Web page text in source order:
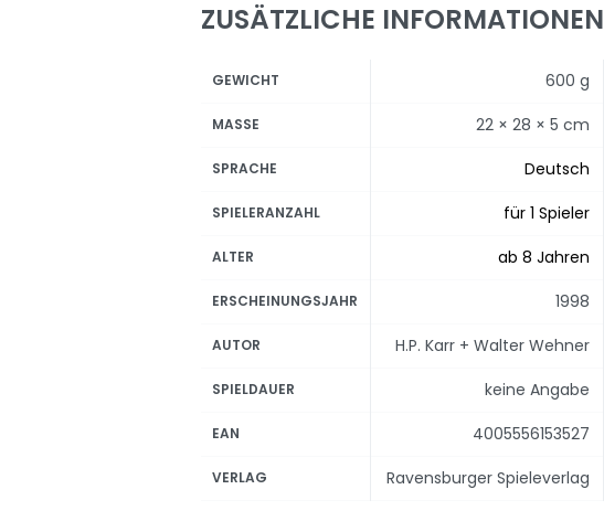
ZUSÄTZLICHE INFORMATIONEN
GEWICHT 600 g
MASSE 22 × 28 × 5 cm
SPRACHE Deutsch
SPIELERANZAHL für 1 Spieler
ALTER ab 8 Jahren
ERSCHEINUNGSJAHR 1998
AUTOR H.P. Karr + Walter Wehner
SPIELDAUER keine Angabe
EAN 4005556153527
VERLAG Ravensburger Spieleverlag